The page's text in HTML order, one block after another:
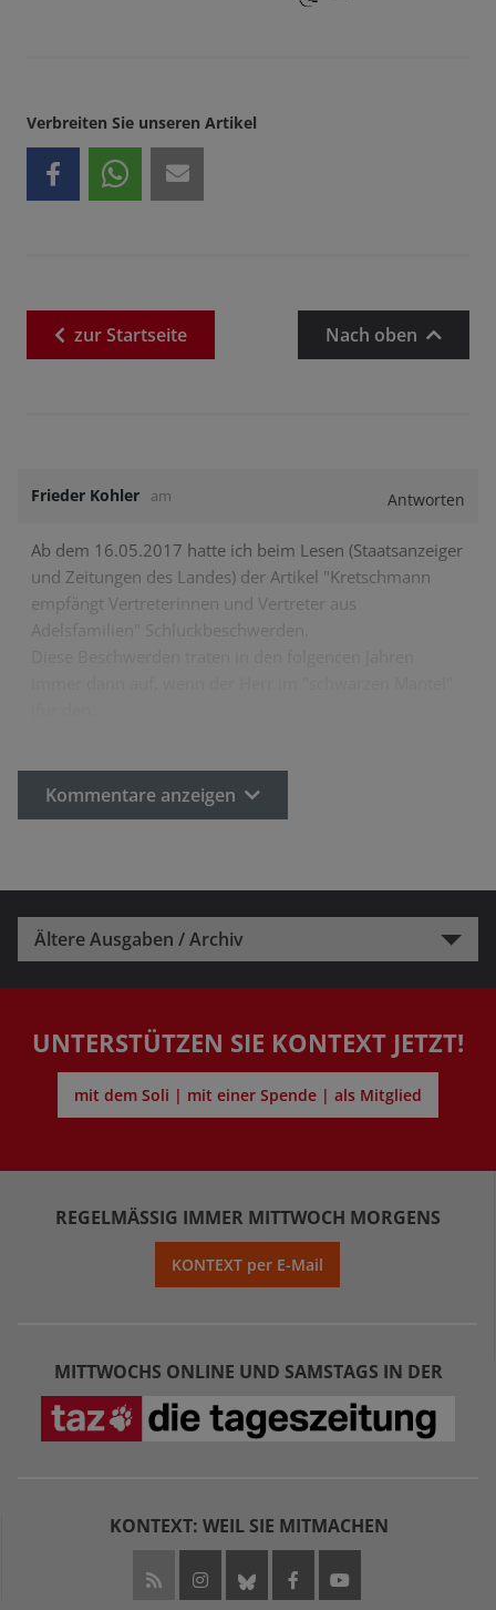
Verbreiten Sie unseren Artikel
zurStartseite Nach oben
Frieder Kohler am Antworten
Ab dem 16.05.2017 hatte ich beim Lesen (Staatsanzeiger
und Zeitungen des Landes) der Artikel "Kretschmann
empfängt Vertreterinnen und Vertreter aus
Kommentare anzeigen
Ältere Ausgaben / Archiv
UNTERSTÜTZEN SIE KONTEXT JETZT!
mit dem Soli | mit einer Spende | als Mitglied
REGELMÄSSIG IMMER MITTWOCH MORGENS
KONTEXT per E-Mail
MITTWOCHS ONLINE UND SAMSTAGS IN DER
KONTEXT: WEIL SIE MITMACHEN